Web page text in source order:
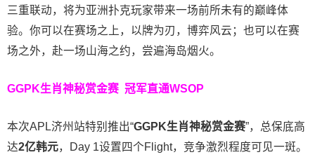
三重联动，将为亚洲扑克玩家带来一场前所未有的巅峰体
验。 你可以在赛场之上，以牌为刃，博弈风云；也可以在赛
场之外，赴一场山海之约，尝遍海岛烟火。
GGPK生肖神秘赏金赛 冠军直通WSOP
本次APL济州站特别推出“GGPK生肖神秘赏金赛”，总保底高
达2亿韩元，Day 1设置四个Flight，竞争激烈程度可见一斑。